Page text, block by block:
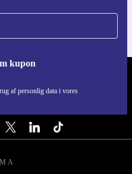
kupon
af personlig data i vores